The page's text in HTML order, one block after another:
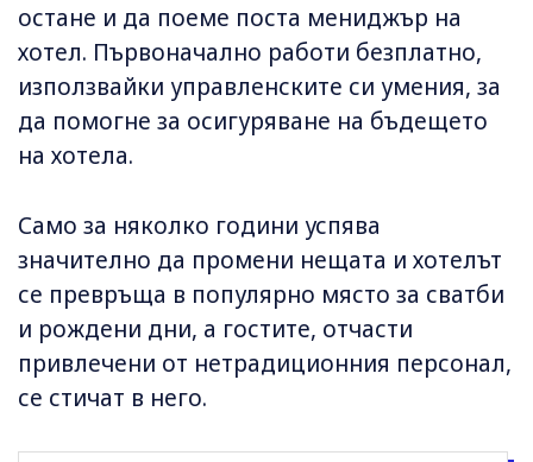
остане и да поеме поста мениджър на
хотел. Първоначално работи безплатно,
използвайки управленските си умения, за
да помогне за осигуряване на бъдещето
на хотела.
Само за няколко години успява
значително да промени нещата и хотелът
се превръща в популярно място за сватби
и рождени дни, а гостите, отчасти
привлечени от нетрадиционния персонал,
се стичат в него.